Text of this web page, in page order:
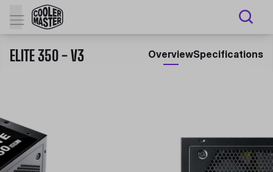
ELITE 350 - V3 OverviewSpecifications